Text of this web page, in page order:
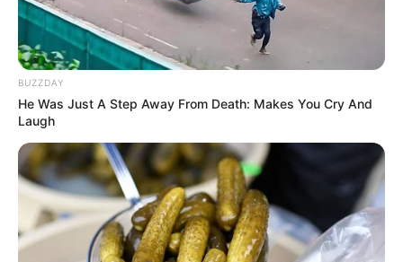
BUZZDAY
He Was Just A Step Away From Death: Makes You Cry And
Laugh